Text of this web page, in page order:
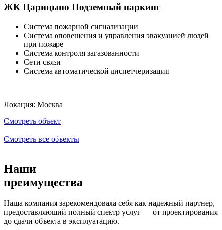
ЖК Царицыно Подземный паркинг
Система пожарной сигнализации
Система оповещения и управления эвакуацией людей
при пожаре
Система контроля загазованности
Сети связи
Система автоматической диспетчеризации
Локация: Москва
Смотреть объект
Смотреть все объекты
Наши
преимущества
Наша компания зарекомендовала себя как надежный партнер,
предоставляющий полный спектр услуг — от проектирования
до сдачи объекта в эксплуатацию.